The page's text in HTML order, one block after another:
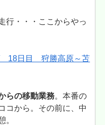
行・・・ここからやっ
18日目 狩勝高原～苫
らの移動業務。本番の
コから。その前に、中
。